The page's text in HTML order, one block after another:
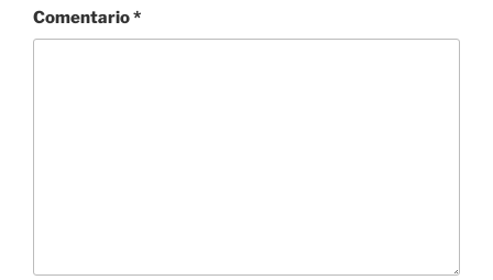
Comentario*